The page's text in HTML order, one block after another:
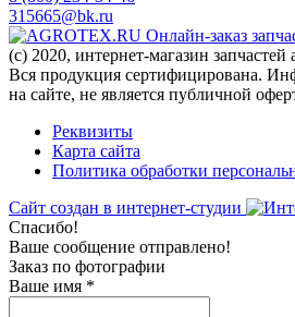
315665@bk.ru
Онлайн-заказ
(c) 2020, интернет-магазин запчастей
Вся продукция сертифицирована.
на сайте, не является публичной
Реквизиты
Карта сайта
Политика обработки
Сайт создан в интернет-студии
Спасибо!
Ваше сообщение отправлено!
Заказ по фотографии
Ваше имя *